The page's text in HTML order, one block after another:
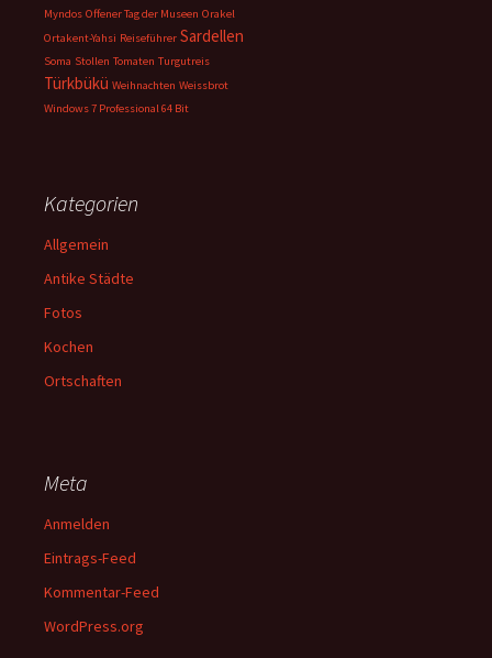
Myndos Offener Tag der Museen Orakel
Ortakent-Yahsi Reiseführer Sardellen
Soma Stollen Tomaten Turgutreis
Türkbükü Weihnachten Weissbrot
Windows 7 Professional 64 Bit
Kategorien
Allgemein
Antike Städte
Fotos
Kochen
Ortschaften
Meta
Anmelden
Eintrags-Feed
Kommentar-Feed
WordPress.org